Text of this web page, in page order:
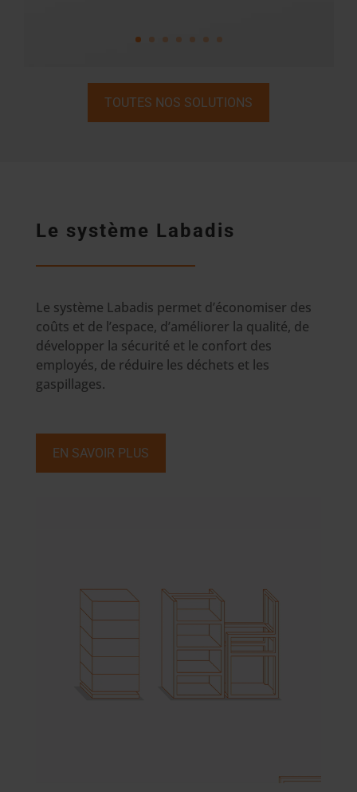
TOUTES NOS SOLUTIONS
Le système Labadis
Le système Labadis permet d’économiser des
coûts et de l’espace, d’améliorer la qualité, de
développer la sécurité et le confort des
employés, de réduire les déchets et les
gaspillages.
EN SAVOIR PLUS